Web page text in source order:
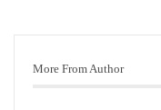
More From Author